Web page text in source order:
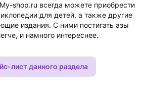
shop.ru всегда можете приобрести
для детей, а также другие
издания. С ними постигать азы
и намного интереснее.
лист данного раздела